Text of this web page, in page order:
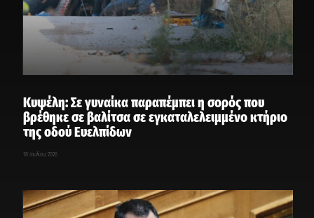
Κυψέλη: Σε γυναίκα παραπέμπει η σορός που
βρέθηκε σε βαλίτσα σε εγκαταλελειμμένο κτήριο
της οδού Ευελπίδων
18 Ιουλίου, 2026